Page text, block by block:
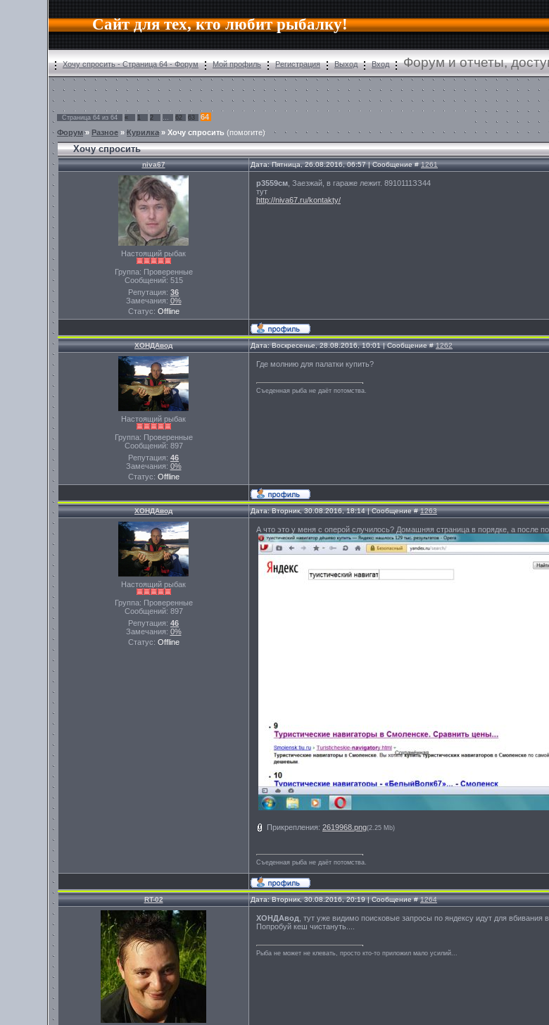
Сайт для тех, кто любит рыбалку!
Хочу спросить - Страница 64 - Форум Мой профиль Регистрация Выход Вход Форум и отчеты,
Страница 64 из 64 « 1 2 … 62 63
64
Форум» Разное » Курилка» Хочу спросить (помогите)
Хочу спросить
niva67 Дата: Пятница, 26.08.2016, 06:57 | Сообщение #1261
Настоящий рыбак
Группа: Проверенные
Сообщений: 515
Репутация: 36
Замечания: 0%
Статус: Offline
р3559см , Заезжай, в гараже лежит. 8910111ЗЗ44
тут
http://niva67.ru/kontakty/
ХОНДАвод Дата: Воскресенье, 28.08.2016, 10:01 | Сообщение #1262
Настоящий рыбак
Группа: Проверенные
Сообщений: 897
Репутация: 46
Замечания: 0%
Статус: Offline
Где молнию для палатки купить?
Съеденная рыба не даёт потомства.
ХОНДАвод Дата: Вторник, 30.08.2016, 18:14 | Сообщение #1263
Настоящий рыбак
Группа: Проверенные
Сообщений: 897
Репутация: 46
Замечания: 0%
Статус: Offline
А что это у меня с оперой случилось? Домашняя страница в порядке, а после
Прикрепления: 2619968.png(2.25 Mb)
Съеденная рыба не даёт потомства.
RT-02 Дата: Вторник, 30.08.2016, 20:19 | Сообщение #1264
ХОНДАвод , тут уже видимо поисковые запросы по яндексу идут для
Попробуй кеш чистануть....
Рыба не может не клевать, просто кто-то приложил мало усилий...